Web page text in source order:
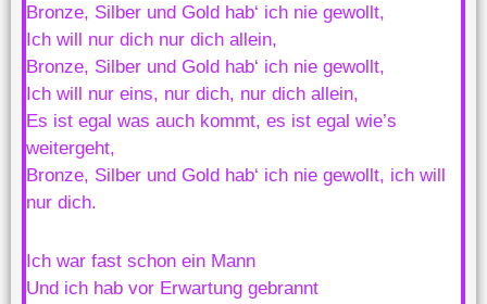
Bronze, Silber und Gold hab‘ ich nie gewollt,
Ich will nur dich nur dich allein,
Bronze, Silber und Gold hab‘ ich nie gewollt,
Ich will nur eins, nur dich, nur dich allein,
Es ist egal was auch kommt, es ist egal wie’s
weitergeht,
Bronze, Silber und Gold hab‘ ich nie gewollt, ich will
nur dich.
Ich war fast schon ein Mann
Und ich hab vor Erwartung gebrannt